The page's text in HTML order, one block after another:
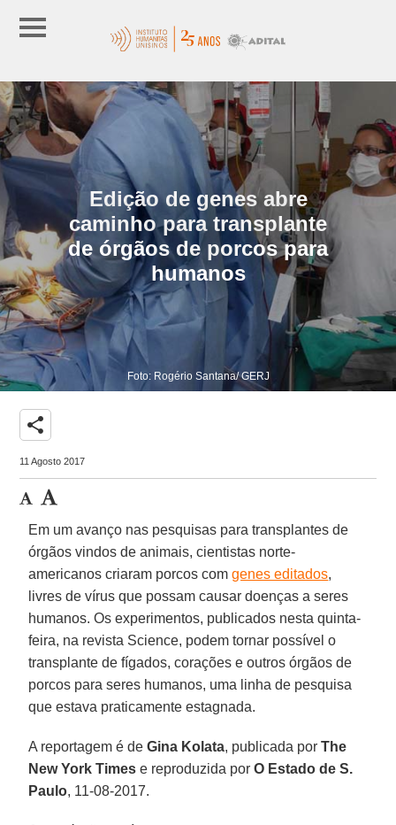
Edição de genes abre
caminho para transplante
de órgãos de porcos para
humanos
Foto: Rogério Santana/ GERJ
share
11 Agosto 2017
Em um avanço nas pesquisas para transplantes de
órgãos vindos de animais, cientistas norte-
americanos criaram porcos comgenes editados,
livres de vírus que possam causar doenças a seres
humanos. Os experimentos, publicados nesta quinta-
feira, na revista Science, podem tornar possível o
transplante de fígados, corações e outros órgãos de
porcos para seres humanos, uma linha de pesquisa
que estava praticamente estagnada.
A reportagem é de Gina Kolata, publicada porThe
New York Times e reproduzida por O Estado de S.
Paulo, 11-08-2017.